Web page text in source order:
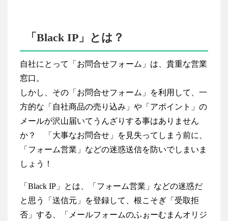
「Black IP」とは？
自社にとって「お問合せフォーム」は、貴重な営業
窓口。
しかし、その「お問合せフォーム」を利用して、一
方的な「自社商品の売り込み」や「アポイント」の
メールが沢山届いてうんざりする事はありません
か？ 「大事なお問合せ」を見失ってしまう前に、
「フォーム営業」などの迷惑送信を防いでしまいま
しょう！
「Black IP」とは、「フォーム営業」などの迷惑だ
と思う「送信元」を登録して、根こそぎ「受取拒
否」する、「メールフォームのふぉーむまんオリジ